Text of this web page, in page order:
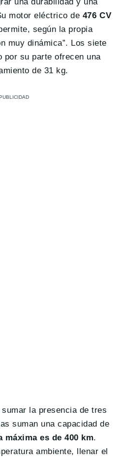
motor eléctrico de 476 CV
según la propia
muy dinámica”. Los siete
por su parte ofrecen una
de 31 kg.
la presencia de tres
suman una capacidad de
máxima es de 400 km.
ambiente, llenar el